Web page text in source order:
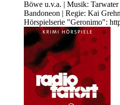
Böwe u.v.a. | Musik:
Bandoneon | Regie: Kai
Hörspielserie "Geronimo":